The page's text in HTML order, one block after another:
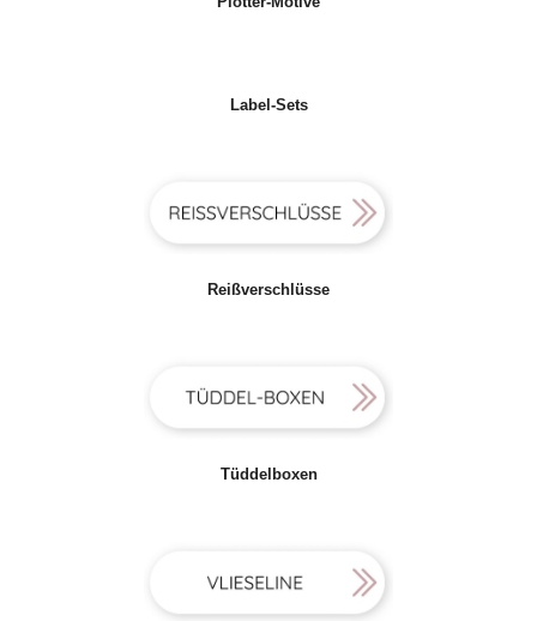
Label-Sets
Reißverschlüsse
Tüddelboxen